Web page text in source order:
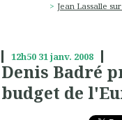
Jean Lassalle
12h50 31janv. 2008
Denis Badré
budget de